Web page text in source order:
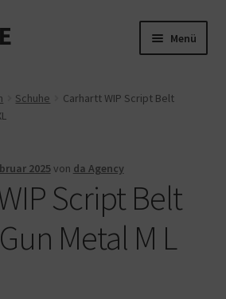
Menü
Schuhe
Carhartt WIP Script Belt
2025von da Agency
Script Belt
Metal M L